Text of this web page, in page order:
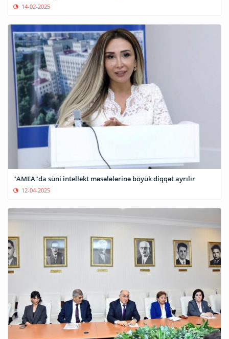
14-02-2025
"AMEA"da süni intellekt məsələlərinə böyük diqqət ayrılır
12-04-2025